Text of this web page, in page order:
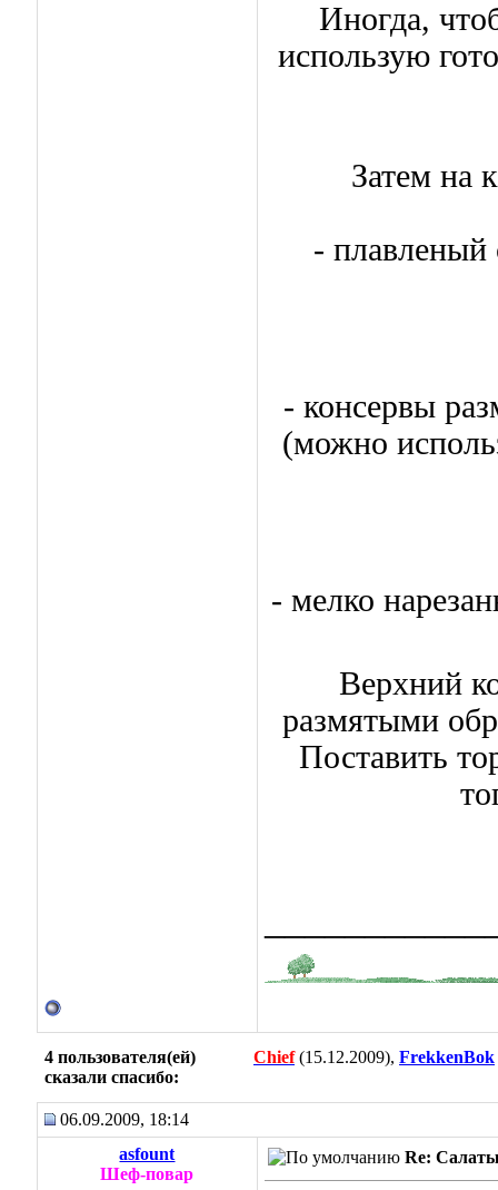
Иногда,
использую
Затем на
- плавленый
- консервы
(можно
- мелко
Верхний
размятыми
Поставить
4 пользователя(ей)
сказали cпасибо:
Chief(15.12.2009), FrekkenBok
06.09.2009, 18:14
asfount
Шеф-повар
Re: